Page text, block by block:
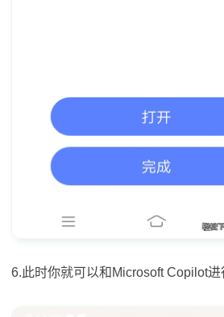
6.此时你就可以和Microsoft Copilot进